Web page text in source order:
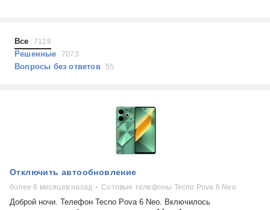
Наушники
Выберите...
не включается
самопроизвольное выключение
самостоятельный ремонт
выдает ошибку
плохо работает
решение проблемы
Все 7128
Решенные 7073
Вопросы без ответов55
Отключить автообновление
более 6 месяцев назад Сотовые телефоны Tecno Pova 6 Neo
Доброй ночи. Телефон Tecno Pova 6 Neo. Включилось